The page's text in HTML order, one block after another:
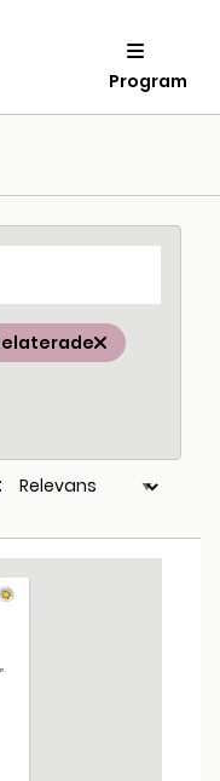
Program